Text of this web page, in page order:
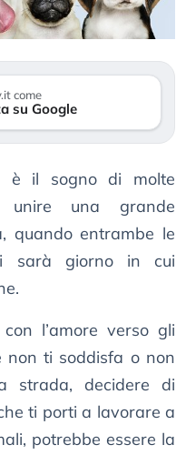
come
su Google
è il sogno di molte
unire una grande
quando entrambe le
sarà giorno in cui
l’amore verso gli
non ti soddisfa o non
strada, decidere di
ti porti a lavorare a
potrebbe essere la